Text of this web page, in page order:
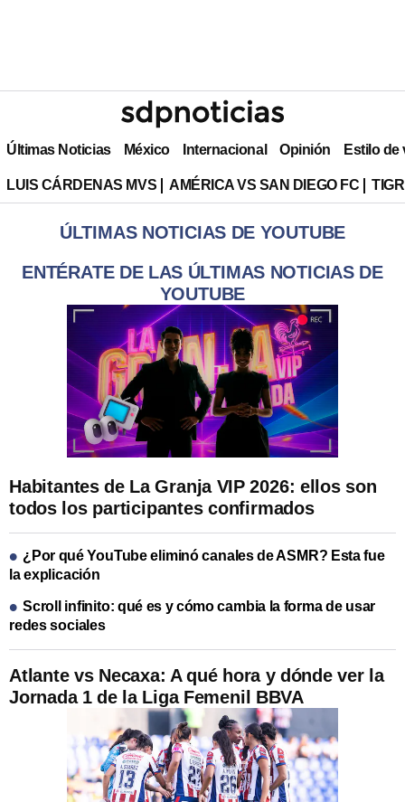
Últimas Noticias México Internacional Opinión Estilo de
LUIS CÁRDENAS MVS AMÉRICA VS SAN DIEGO FC
ÚLTIMAS NOTICIAS DE YOUTUBE
ENTÉRATE DE LAS ÚLTIMAS NOTICIAS DE
YOUTUBE
Atlante vs Necaxa: A qué hora y dónde ver la
Jornada 1 de la Liga Femenil BBVA
Habitantes de La Granja VIP 2026: ellos son
todos los participantes confirmados
¿Por qué YouTube eliminó canales de ASMR? Esta fue
la explicación
Scroll infinito: qué es y cómo cambia la forma de usar
redes sociales